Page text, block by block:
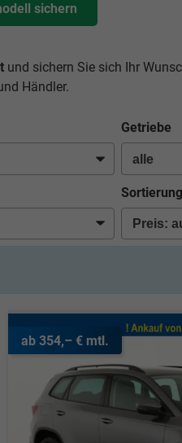
sichern
und sichern Sie sich Ihr
Händler.
Getriebe
Sortierung
ab 354,– € mtl.